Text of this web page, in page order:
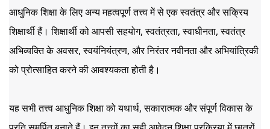
आधुनिक शिक्षा के लिए अन्य महत्वपूर्ण तत्त्व में से एक स्वतंत्र और सक्रिय
शिक्षार्थी हैं। शिक्षार्थी को आपसी सहयोग, स्वतंत्रता, स्वाधीनता, स्वतंत्र
अभिव्यक्ति के अवसर, स्वयंनियंत्रण, और निरंतर नवीनता और अभियांत्रिकी
को प्रोत्साहित करने की आवश्यकता होती है।
यह सभी तत्त्व आधुनिक शिक्षा को यथार्थ, सकारात्मक और संपूर्ण विकास के